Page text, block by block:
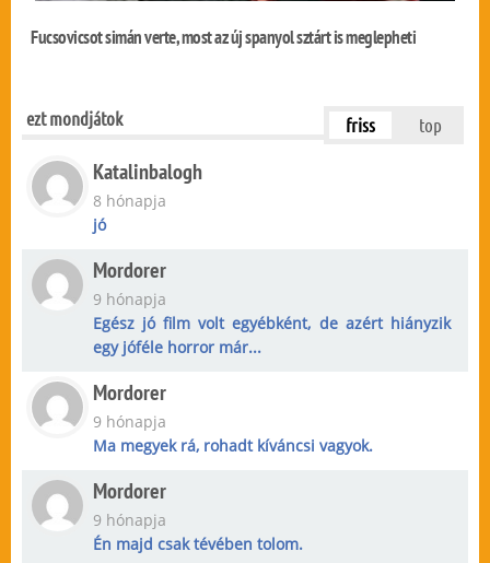
Fucsovicsot simán verte, most az új spanyol sztárt is meglepheti
ezt mondjátok friss top
Katalinbalogh
8 hónapja
jó
Mordorer
9 hónapja
Egész jó film volt egyébként, de azért hiányzik
egy jóféle horror már...
Mordorer
9 hónapja
Ma megyek rá, rohadt kíváncsi vagyok.
Mordorer
9 hónapja
Én majd csak tévében tolom.